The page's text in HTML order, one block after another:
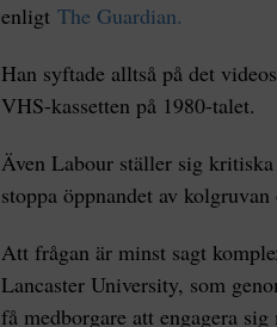
enligt The Guardian.
Han syftade alltså på det
VHS-kassetten på 1980-talet.
Även Labour ställer sig
stoppa öppnandet av
Att frågan är minst sagt
Lancaster University, som
få medborgare att engagera